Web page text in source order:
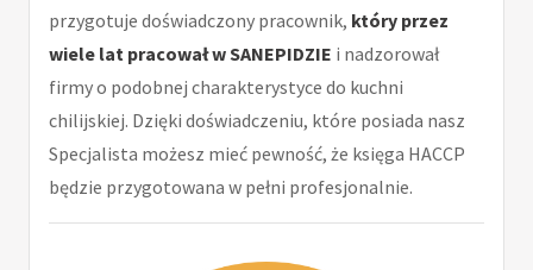
przygotuje doświadczony pracownik, który przez
wiele lat pracował w SANEPIDZIE i nadzorował
firmy o podobnej charakterystyce do kuchni
chilijskiej. Dzięki doświadczeniu, które posiada nasz
Specjalista możesz mieć pewność, że księga HACCP
będzie przygotowana w pełni profesjonalnie.